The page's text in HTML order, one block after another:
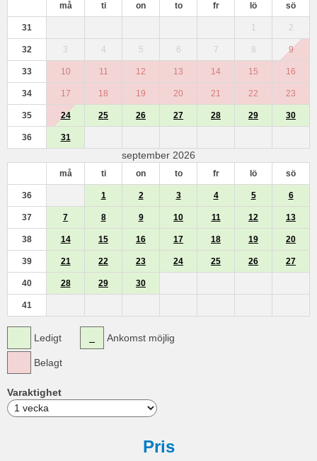
må ti on to fr lö sö
31 1 2
32 3 4 5 6 7 8 9
33 10 11 12 13 14 15 16
34 17 18 19 20 21 22 23
35 24 25 26 27 28 29 30
36 31
september 2026
må ti on to fr lö sö
36 1 2 3 4 5 6
37 7 8 9 10 11 12 13
38 14 15 16 17 18 19 20
39 21 22 23 24 25 26 27
40 28 29 30
41
Ledigt
Belagt
Ankomst möjlig
Varaktighet
Pris